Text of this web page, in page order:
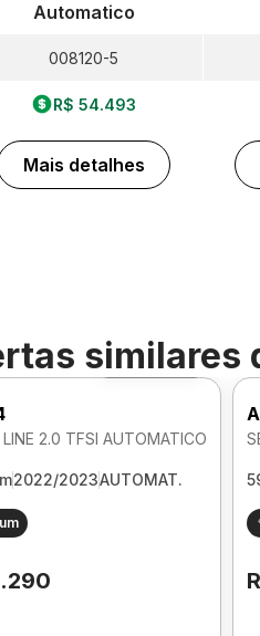
Automatico
008120-5
R$ 54.493
Mais detalhes
similares
Foto 360º
2.0 TFSI AUTOMATICO
2022/2023AUTOMAT.